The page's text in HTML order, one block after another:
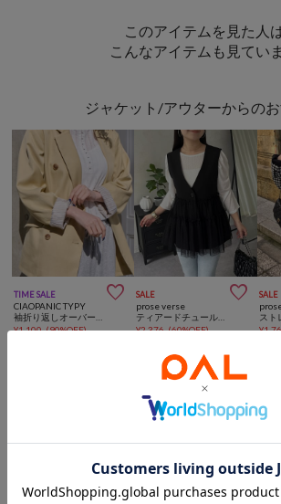
このアイテムを見た人
こんなアイテムも見てい
ジャケット/アウターからの
TIME SALE 
CIAOPANIC TYPY
¥1,100 (90%OFF)
SALE 
prose verse
¥2,376 (60%OFF)
SALE
¥
prose verseからのおすす